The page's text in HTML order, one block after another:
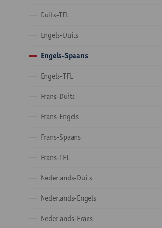
Duits-TFL
Engels-Duits
Engels-Spaans
Engels-TFL
Frans-Duits
Frans-Engels
Frans-Spaans
Frans-TFL
Nederlands-Duits
Nederlands-Engels
Nederlands-Frans